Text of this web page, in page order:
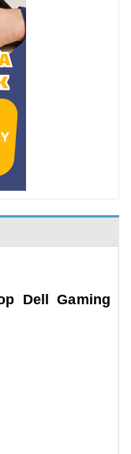
Dell Gaming